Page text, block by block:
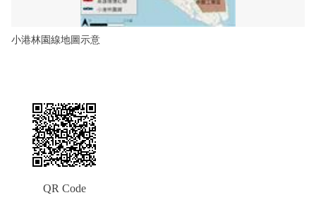
小港林園線地圖示意
QR Code